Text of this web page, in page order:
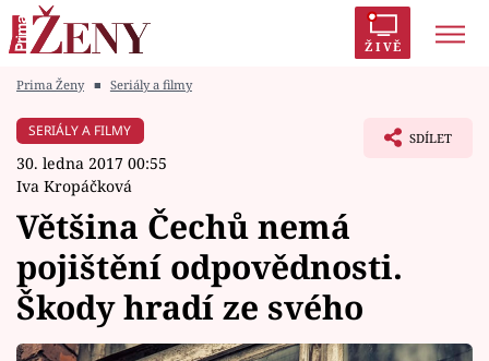
ŽIVĚ
Módní alarm
Témata
Celebrity
Prima Ženy ■ Seriály a filmy
SERIÁLY A FILMY
30. ledna 2017 00:55
Iva Kropáčková
SDÍLET
Většina Čechů nemá
pojištění odpovědnosti.
Škody hradí ze svého